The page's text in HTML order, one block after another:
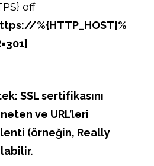
off
%{HTTP_HOST}%
SSL sertifikasını
ve URL’leri
(örneğin, Really